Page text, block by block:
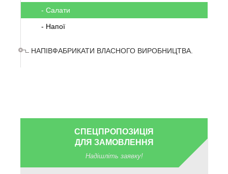
- Салати
- Напої
НАПІВФАБРИКАТИ ВЛАСНОГО ВИРОБНИЦТВА.
СПЕЦПРОПОЗИЦІЯ
ДЛЯ ЗАМОВЛЕННЯ
Надішліть заявку!